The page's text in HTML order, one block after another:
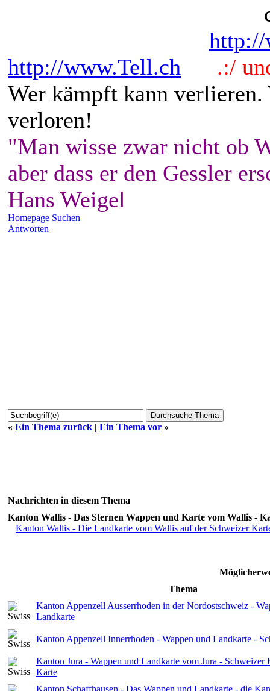
http://
http://www.Tell.ch
.:/
Wer kämpft kann
verloren!
"Man wisse zwar nicht ob
aber dass er den Gessler
Hans Weigel
Homepage Suchen
Antworten
« Ein Thema zurück | Ein Thema vor »
Nachrichten in diesem Thema
Kanton Wallis - Das Sternen Wappen und Karte vom Wallis -
Kanton Wallis - Die Landkarte vom Wallis auf der Schweizer
Thema
Kanton Appenzell Ausserrhoden in der Nordostschweiz -
Landkarte
Kanton Appenzell Innerrhoden - Wappen und Landkarte -
Kanton Jura - Wappen und Landkarte vom Jura - Schweizer
Karte
Kanton Schaffhausen - Das Wappen und Landkarte - die